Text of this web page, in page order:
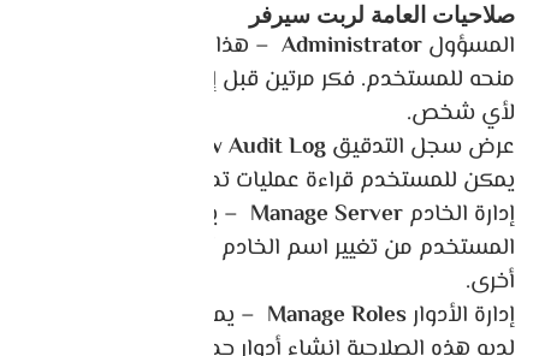
صلاحيات العامة لربت سيرفر
المسؤول Administrator – هذا هو أعلى إذن يمكنك
منحه للمستخدم. فكر مرتين قبل إعطاء هذه الصلاحية
لأي شخص.
عرض سجل التدقيق View Audit Log
يمكن للمستخدم قراءة عمليات تدقيق الخادم.
إدارة الخادم Manage Server – يمكّن هذا الإذن
المستخدم من تغيير اسم الخادم أو نقله إلى منطقة
أخرى.
إدارة الأدوارManage Roles – يمكن للمستخدم الذي